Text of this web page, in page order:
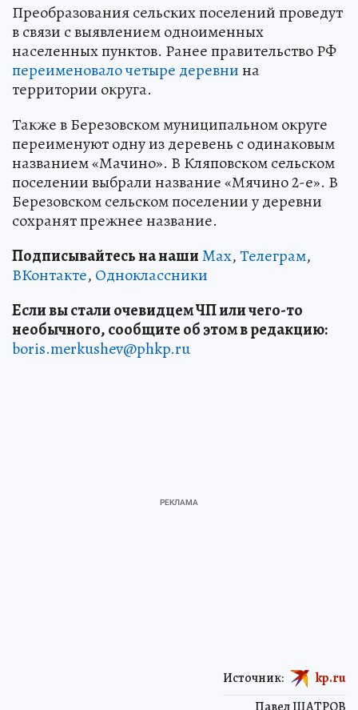
Преобразования сельских поселений проведут
в связи с выявлением одноименных
населенных пунктов. Ранее правительство РФ
переименовало четыре деревнина
территории округа.
Также в Березовском муниципальном округе
переименуют одну из деревень с одинаковым
названием «Мачино». В Кляповском сельском
поселении выбрали название «Мячино 2-е». В
Березовском сельском поселении у деревни
сохранят прежнее название.
Подписывайтесь на нашиMax,Телеграм,
ВКонтакте, Одноклассники
Если вы стали очевидцем ЧП или чего-то
необычного, сообщите об этом в редакцию:
boris.merkushev@phkp.ru
Источник: kp.ru